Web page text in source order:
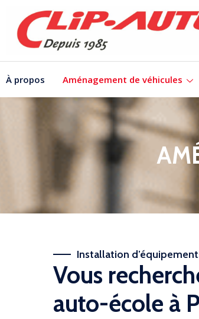
À propos Aménagement de véhicules
Installation
Vous
auto-école à